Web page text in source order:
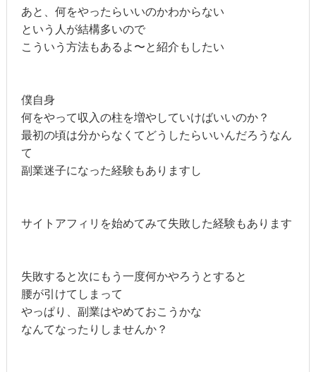
あと、何をやったらいいのかわからない
という人が結構多いので
こういう方法もあるよ〜と紹介もしたい
僕自身
何をやって収入の柱を増やしていけばいいのか？
最初の頃は分からなくてどうしたらいいんだろうなん
て
副業迷子になった経験もありますし
サイトアフィリを始めてみて失敗した経験もあります
失敗すると次にもう一度何かやろうとすると
腰が引けてしまって
やっぱり、副業はやめておこうかな
なんてなったりしませんか？